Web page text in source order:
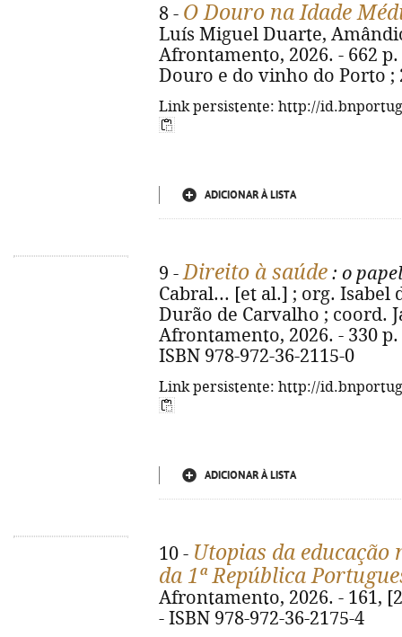
8 - O Douro na Idade
Luís Miguel Duarte,
Afrontamento, 2026. - 662
Douro e do vinho do Porto ;
Link persistente: http://
ADICIONAR À LISTA
9 -Direito à saúde : o
Cabral... [et al.] ; org. Isabel
Durão de Carvalho ; coord.
Afrontamento, 2026. - 330
ISBN 978-972-36-2115-0
Link persistente: http://
ADICIONAR À LISTA
10 - Utopias da
da 1ª República
Afrontamento, 2026. - 161,
- ISBN 978-972-36-2175-4